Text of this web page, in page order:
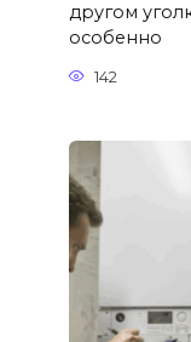
другом
особенно
142